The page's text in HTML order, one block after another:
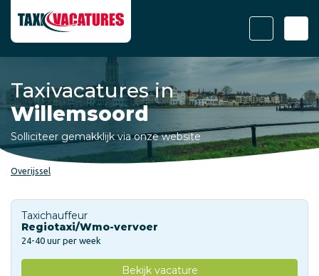
Taxivacatures in
Willemsoord
Solliciteer gemakklijk via onze website
Overijssel
Taxichauffeur
Regiotaxi/Wmo-vervoer
24-40 uur per week
Bekijk vacature